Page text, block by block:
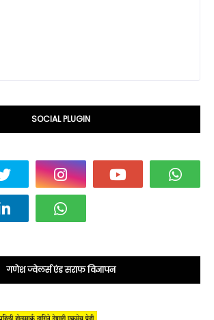
SOCIAL PLUGIN
गणेश ज्वेलर्स एंड सराफ विज्ञापन